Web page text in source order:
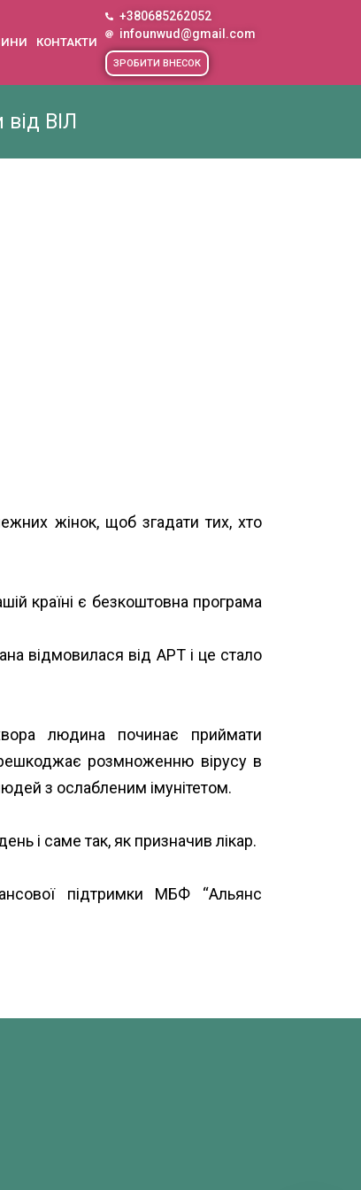
КОНТАКТИ
+380685262052
infounwud@gmail.com
ЗРОБИТИ ВНЕСОК
ВІЛ
жінок, щоб згадати тих, хто
країні є безкоштовна програма
відмовилася від АРТ і це стало
людина починає приймати
розмноженню вірусу в
з ослабленим імунітетом.
і саме так, як призначив лікар.
підтримки МБФ “Альянс